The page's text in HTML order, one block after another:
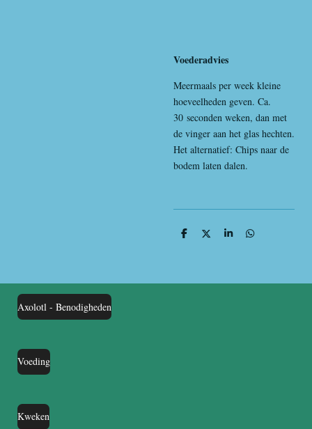
Voederadvies
Meermaals per week kleine
hoeveelheden geven. Ca.
30 seconden weken, dan met
de vinger aan het glas hechten.
Het alternatief: Chips naar de
bodem laten dalen.
D
D
S
D
Axolotl - Benodigheden
Voeding
Kweken